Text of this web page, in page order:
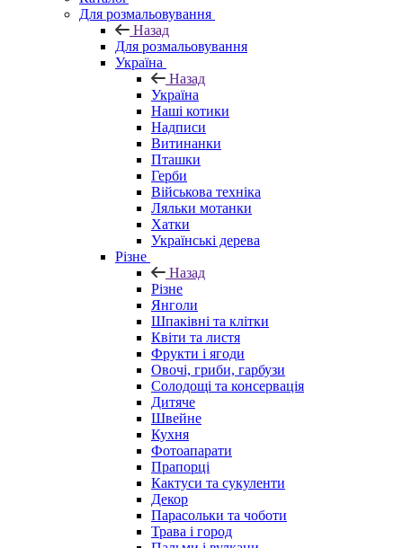
Для розмальовування
Назад
Для розмальовування
Україна
Назад
Україна
Наші котики
Надписи
Витинанки
Пташки
Герби
Військова техніка
Ляльки мотанки
Хатки
Українські дерева
Різне
Назад
Різне
Янголи
Шпаківні та клітки
Квіти та листя
Фрукти і ягоди
Овочі, гриби, гарбузи
Солодощі та консервація
Дитяче
Швейне
Кухня
Фотоапарати
Прапорці
Кактуси та сукуленти
Декор
Парасольки та чоботи
Трава і город